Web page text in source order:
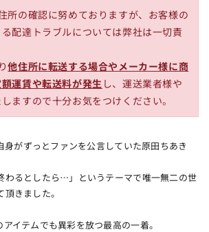
所の確認に努めておりますが、お客様の
配達トラブルについては弊社は一切責
他住所に転送する場合やメーカー様に商
運賃や転送料が発生 し、運送業者様や
ますので十分お気をつけください。
身がずっとファンを公言していた原田ちあき
わるとしたら…」というテーマで唯一無二の世
きました。
イテムでも異彩を放つ最高の一着。